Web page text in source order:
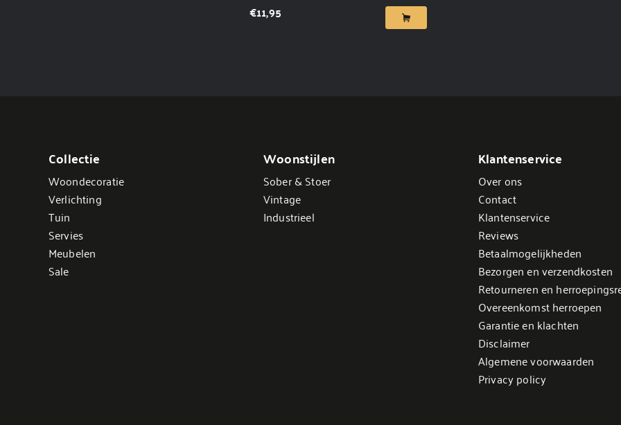
€11,95
Collectie
Woondecoratie
Verlichting
Tuin
Servies
Meubelen
Sale
Woonstijlen
Sober & Stoer
Vintage
Industrieel
Klantenservice
Over ons
Contact
Klantenservice
Reviews
Betaalmogelijkheden
Bezorgen en verzendkosten
Retourneren en
Overeenkomst herroepen
Garantie en klachten
Disclaimer
Algemene voorwaarden
Privacy policy